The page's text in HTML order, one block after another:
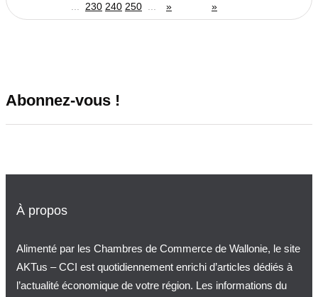
230 240 250 »
»
Abonnez-vous !
À propos
Alimenté par les Chambres de Commerce de Wallonie, le site
AKTus – CCI est quotidiennement enrichi d’articles dédiés à
l’actualité économique de votre région. Les informations du